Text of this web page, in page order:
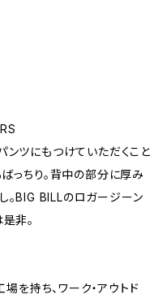
ンツにもつけていただくこと
っちり。背中の部分に厚み
。BIG BILLのロガージーン
非。
を持ち、ワーク・アウトド